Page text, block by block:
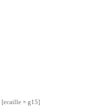
[ecaille × g15]